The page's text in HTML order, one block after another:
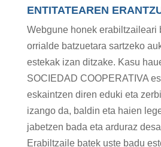
ENTITATEAREN
Webgune honek erabiltzaileari
orrialde batzuetara sartzeko
estekak izan ditzake. Kasu
SOCIEDAD COOPERATIVA
eskaintzen diren eduki eta
izango da, baldin eta haien
jabetzen bada eta arduraz
Erabiltzaile batek uste badu